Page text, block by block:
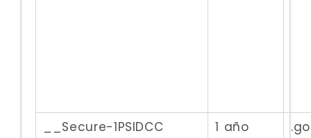
__Secure-1PSIDCC 1 año